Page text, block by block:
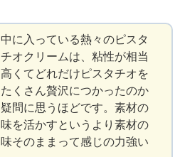
中に入っている熱々のピスタ
チオクリームは、粘性が相当
高くてどれだけピスタチオを
たくさん贅沢につかったのか
疑問に思うほどです。素材の
味を活かすというより素材の
味そのままって感じの力強い